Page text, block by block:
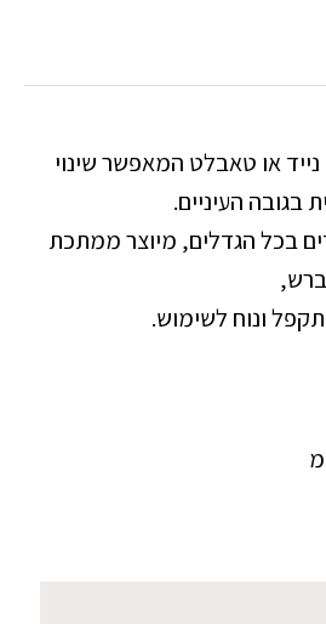
או טאבלט המאפשר שינוי
בגובה העיניים.
בכל הגדלים, מיוצר ממתכת
ונוח לשימוש.